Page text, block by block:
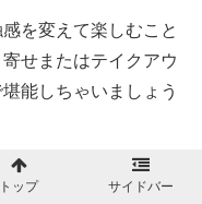
を変えて楽しむこと
せまたはテイクアウ
能しちゃいましょう
ヴェイユの通販お取り
トップ サイドバー